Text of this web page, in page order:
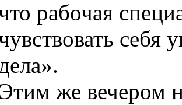
рабочая
себя
Этим же